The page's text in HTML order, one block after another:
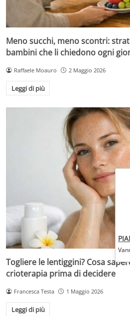
Meno succhi, meno scontri:
bambini che li chiedono ogni
Raffaele Moauro 2 Maggio 2026
Leggi di più
Togliere le lentiggini? Cosa
crioterapia prima di decidere
Francesca Testa 1 Maggio 2026
Leggi di più